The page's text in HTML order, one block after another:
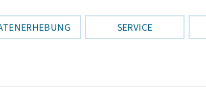
SERVICE